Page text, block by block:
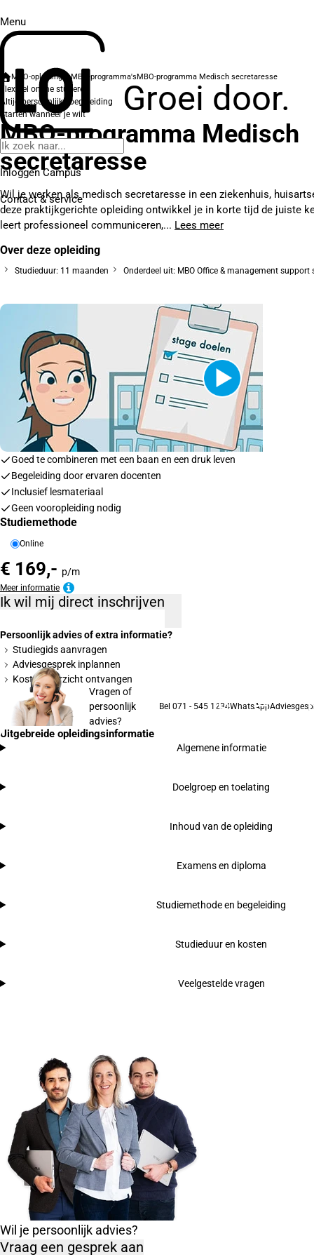
Menu
Groei door.
Inloggen Campus
Contact& service
MBO-opleidingenMBO-programma'sMBO-programma Medisch secretaresse
Flexibel online studeren
Altijd persoonlijke begeleiding
Starten wanneer je wilt
MBO-programma Medisch
secretaresse
Wil je werken als medisch secretaresse in een ziekenhuis,
deze praktijkgerichte opleiding ontwikkel je in korte tijd de juiste
leert professioneel communiceren,... Lees meer
Over deze opleiding
Studieduur: 11 maanden Onderdeel uit: MBO Office & management support
Goed te combineren met een baan en een druk leven
Begeleiding door ervaren docenten
Inclusief lesmateriaal
Geen vooropleiding nodig
Studiemethode
Online
€ 169,- p/m
Meer informatie
Ik wil mij direct inschrijven
Persoonlijk advies of extra informatie?
Studiegids aanvragen
Adviesgesprek inplannen
Kostenoverzicht ontvangen
Vragen of
persoonlijk
advies?
Bel 071 - 545 1234WhatsApp
Uitgebreide opleidingsinformatie
Algemene informatie
Doelgroep en toelating
Inhoud van de opleiding
Examens en diploma
Studiemethode en begeleiding
Studieduur en kosten
Veelgestelde vragen
Wil je persoonlijk advies?
Vraag een gesprek aan